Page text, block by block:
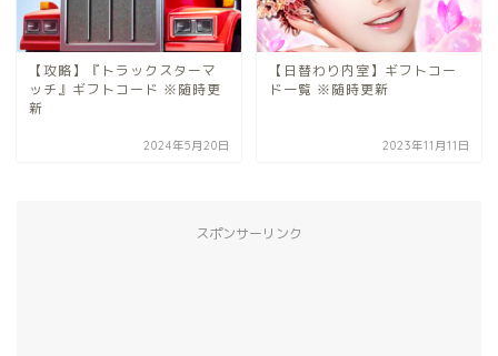
【攻略】『トラックスターマ
ッチ』ギフトコード ※随時更
新
2024年5月20日
【日替わり内室】ギフトコー
ド一覧 ※随時更新
2023年11月11日
スポンサーリンク